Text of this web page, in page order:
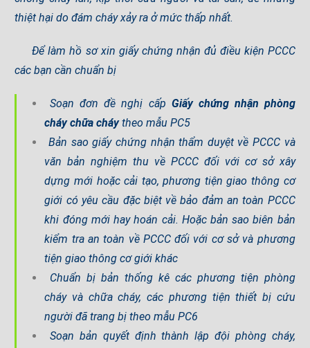
thiệt hại do đám cháy xảy ra ở mức thấp nhất.
Để làm hồ sơ xin giấy chứng nhận đủ điều kiện PCCC
các bạn cần chuẩn bị
Soạn đơn đề nghị cấp Giấy chứng nhận phòng
cháy chữa cháytheo mẫu PC5
Bản sao giấy chứng nhận thẩm duyệt về PCCC và
văn bản nghiệm thu về PCCC đối với cơ sở xây
dựng mới hoặc cải tạo, phương tiện giao thông cơ
giới có yêu cầu đặc biệt về bảo đảm an toàn PCCC
khi đóng mới hay hoán cải. Hoặc bản sao biên bản
kiểm tra an toàn về PCCC đối với cơ sở và phương
tiện giao thông cơ giới khác
Chuẩn bị bản thống kê các phương tiện phòng
cháy và chữa cháy, các phương tiện thiết bị cứu
người đã trang bị theo mẫu PC6
Soạn bản quyết định thành lập đội phòng cháy,